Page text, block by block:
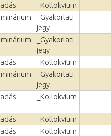
_Kollokvium
_Gyakorlati
jegy
_Gyakorlati
jegy
_Kollokvium
_Gyakorlati
jegy
_Kollokvium
_Kollokvium
_Kollokvium